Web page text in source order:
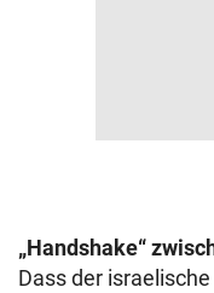
„Handshake“
Dass der